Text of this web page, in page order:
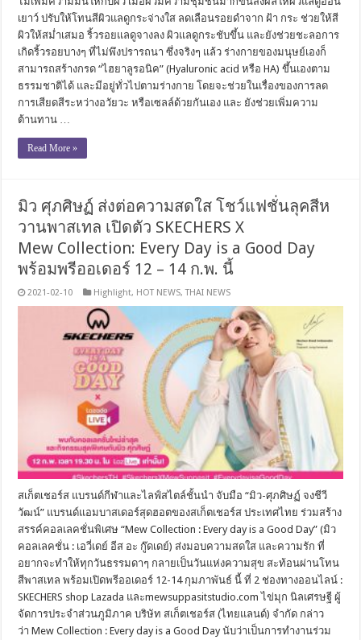
เยาว์ ปรับให้โทนสีผิวแลดูกระจ่างใส ลดเลือนรอยดำจาก ฝ้า กระ ช่วยให้สี
ผิวให้สม่ำเสมอ ริ้วรอยแลดูจางลง ผิวแลดูกระชับขึ้น และยังช่วยชะลอการ
เกิดริ้วรอยบางๆ ที่ไม่พึงปรารถนา ซึ่งจริงๆ แล้ว ร่างกายของมนุษย์เองก็
สามารถสร้างกรด “ไฮยาลูรอนิค” (Hyaluronic acid หรือ HA) ขึ้นเองตาม
ธรรมชาติได้ และมีอยู่ทั่วไปตามร่างกาย โดยจะช่วยในเรื่องของการลด
การเสียดสีระหว่างอวัยวะ หรือเซลล์ด้วยกันเอง และ ยังช่วยเพิ่มความ
ต้านทาน …
Read More »
มิว ศุภศิษฏ์ ส่งต่อความสดใส โชว์แฟชั่นลุคสีห
วานพาสเทล เปิดตัว SKECHERS X
Mew Collection: Every Day is a Good Day
พร้อมพรีออเดอร์ 12 – 14 ก.พ. นี้
2021-02-10 Highlight, HOT NEWS,THAI NEWS
สเก็ตเชอร์ส แบรนด์กีฬาและไลฟ์สไตล์ชั้นนำ จับมือ “มิว-ศุภศิษฏ์ จงชีวี
วัฒน์” แบรนด์แอมบาสเดอร์สุดฮอตของสเก็ตเชอร์ส ประเทศไทย ร่วมสร้าง
สรรค์คอลเลคชั่นพิเศษ “Mew Collection : Every day is a Good Day” (มิว
คอลเลคชั่น : เอวี่เดย์ อีส อะ กู๊ดเดย์) ส่งมอบความสดใส และความรัก ที่
อยากจะทำให้ทุกวันธรรมดาๆ กลายเป็นวันแห่งความสุข สะท้อนผ่านโทน
สีพาสเทล พร้อมเปิดพรีออเดอร์ 12-14 กุมภาพันธ์ นี้ ที่ 2 ช่องทางออนไลน์ :
SKECHERS shop Lazada และmewsuppasitstudio.com ไข่มุก นิลเศรษฐี ผู้
จัดการประจำส่วนภูมิภาค บริษัท สเก็ตเชอร์ส (ไทยแลนด์) จำกัด กล่าว
ว่า Mew Collection : Every day is a Good Day นับว่าเป็นการทำงานร่วม